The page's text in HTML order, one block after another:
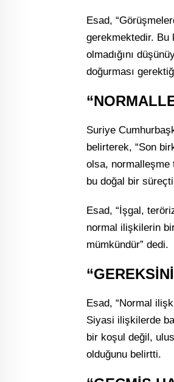
Esad,
gerekmektedir. Bu
olmadığını
doğurması
Suriye
belirterek, “Son
olsa, normalleşme
bu doğal bir
Esad, “İşgal,
normal ilişkilerin
mümkündür” dedi.
Esad, “Normal
Siyasi ilişkilerde
bir koşul değil,
olduğunu belirtti.